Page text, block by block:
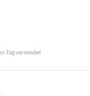
Tag versendet